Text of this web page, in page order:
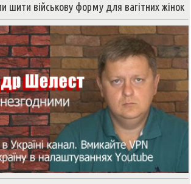
шити військову форму для вагітних жінок